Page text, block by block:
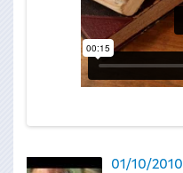
01/10/2010